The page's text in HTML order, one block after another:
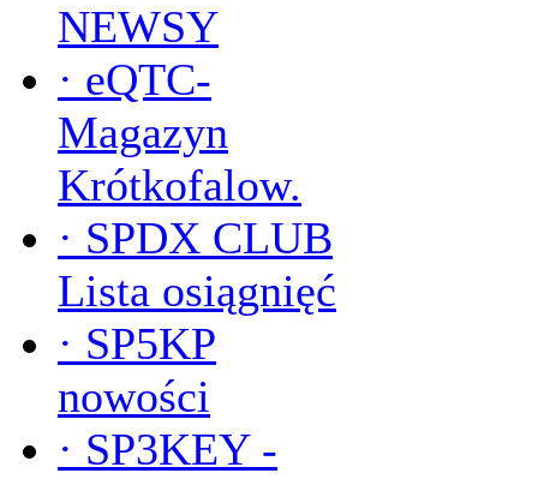
NEWSY
· eQTC-
Magazyn
Krótkofalow.
· SPDX CLUB
Lista osiągnięć
· SP5KP
nowości
· SP3KEY -